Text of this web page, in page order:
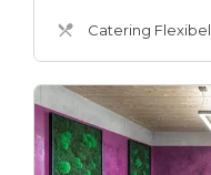
Catering Flexibel